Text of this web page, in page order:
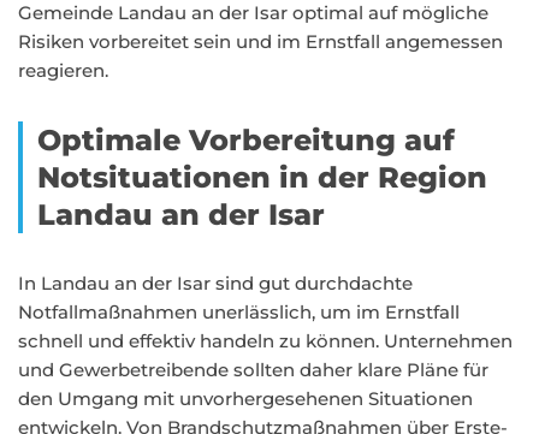
Gemeinde Landau an der Isar optimal auf mögliche
Risiken vorbereitet sein und im Ernstfall angemessen
reagieren.
Optimale Vorbereitung auf
Notsituationen in der Region
Landau an der Isar
In Landau an der Isar sind gut durchdachte
Notfallmaßnahmen unerlässlich, um im Ernstfall
schnell und effektiv handeln zu können. Unternehmen
und Gewerbetreibende sollten daher klare Pläne für
den Umgang mit unvorhergesehenen Situationen
entwickeln. Von Brandschutzmaßnahmen über Erste-